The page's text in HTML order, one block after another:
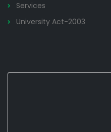
Services
University Act-2003